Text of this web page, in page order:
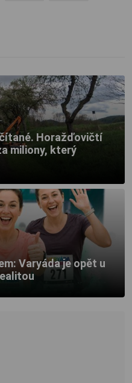
Horažďovičtí
miliony, který
Varyáda je opět u